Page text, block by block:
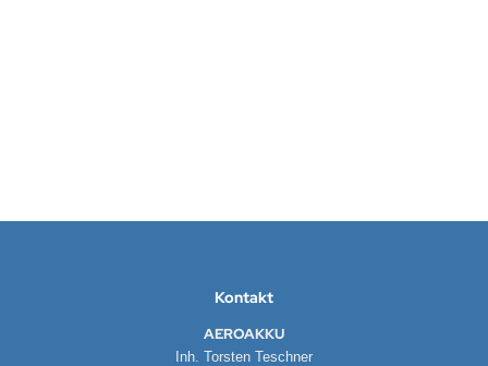
Kontakt
AEROAKKU
Inh. Torsten Teschner